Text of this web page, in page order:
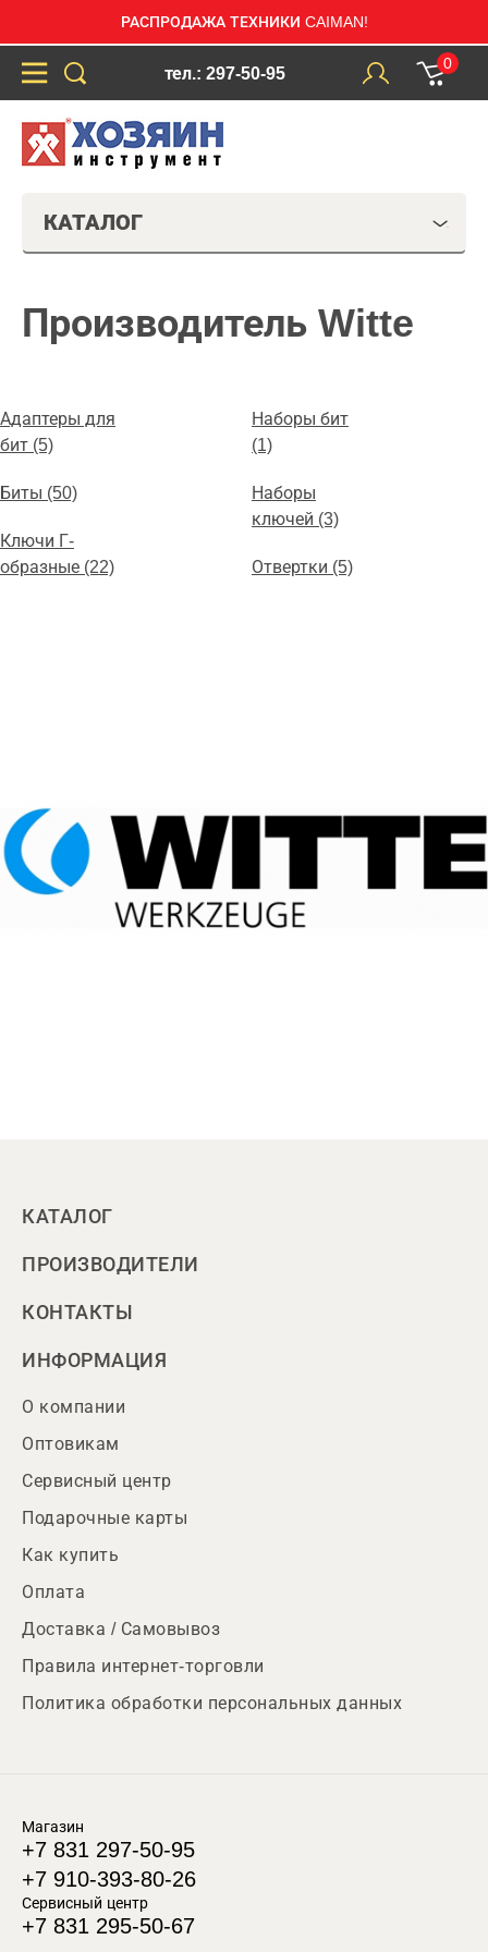
РАСПРОДАЖА ТЕХНИКИ CAIMAN!
тел.: 297-50-95
0
КАТАЛОГ
Производитель Witte
Адаптеры для
бит (5)
Биты (50)
Ключи Г-
образные (22)
Наборы бит
(1)
Наборы
ключей (3)
Отвертки (5)
КАТАЛОГ
ПРОИЗВОДИТЕЛИ
КОНТАКТЫ
ИНФОРМАЦИЯ
О компании
Оптовикам
Сервисный центр
Подарочные карты
Как купить
Оплата
Доставка / Самовывоз
Правила интернет-торговли
Политика обработки персональных данных
Магазин
+7 831 297-50-95
+7 910-393-80-26
Сервисный центр
+7 831 295-50-67